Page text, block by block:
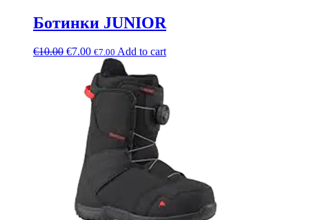
Ботинки JUNIOR
€10.00 €7.00 €7.00 Add to cart